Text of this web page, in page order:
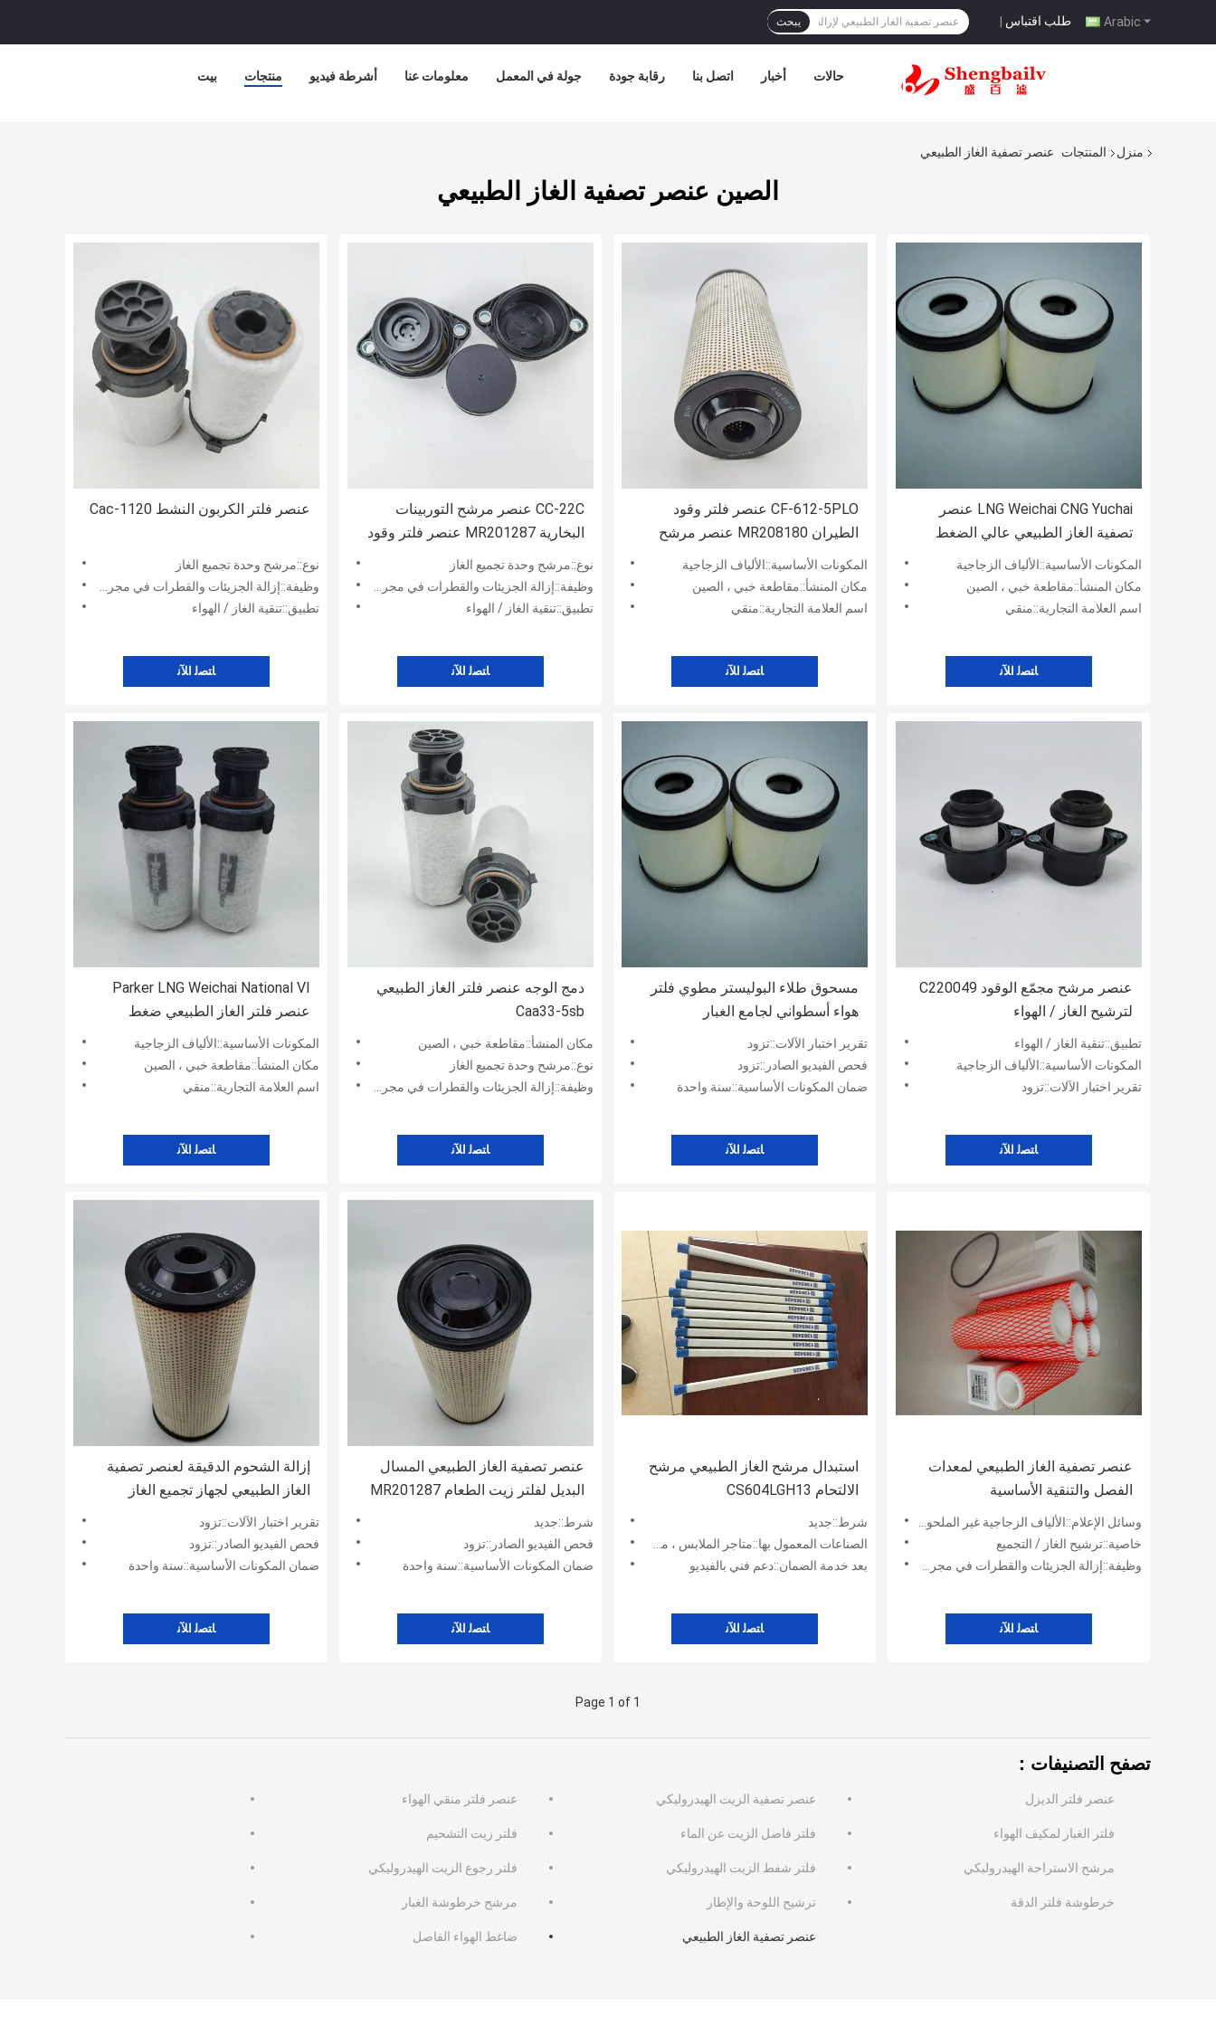
Arabic طلب اقتباس | يبحث
بيت منتجات أشرطة فيديو معلومات عنا جولة في المعمل رقابة جودة اتصل بنا أخبار حالات
منزل المنتجات عنصر تصفية الغاز الطبيعي
الصين عنصر تصفية الغاز الطبيعي
عنصر فلتر الكربون النشط 1120-Cac
نوع::مرشح وحدة تجميع الغاز
وظيفة::إزالة الجزيئات والقطرات في مجرى الهواء
تطبيق::تنقية الغاز / الهواء
ﺎﺘﺼﻟ ﺍﻶﻧ
CC-22C عنصر مرشح التوربينات
البخارية MR201287 عنصر فلتر وقود
نوع::مرشح وحدة تجميع الغاز
وظيفة::إزالة الجزيئات والقطرات في مجرى الهواء
تطبيق::تنقية الغاز / الهواء
ﺎﺘﺼﻟ ﺍﻶﻧ
CF-612-5PLO عنصر فلتر وقود
الطيران MR208180 عنصر مرشح
التوربينات البخارية
المكونات الأساسية::الألياف الزجاجية
مكان المنشأ::مقاطعة خبي ، الصين
اسم العلامة التجارية::منقي
ﺎﺘﺼﻟ ﺍﻶﻧ
LNG Weichai CNG Yuchai عنصر
تصفية الغاز الطبيعي عالي الضغط
612600190993
المكونات الأساسية::الألياف الزجاجية
مكان المنشأ::مقاطعة خبي ، الصين
اسم العلامة التجارية::منقي
ﺎﺘﺼﻟ ﺍﻶﻧ
Parker LNG Weichai National VI
عنصر فلتر الغاز الطبيعي ضغط
منخفض
المكونات الأساسية::الألياف الزجاجية
مكان المنشأ::مقاطعة خبي ، الصين
اسم العلامة التجارية::منقي
ﺎﺘﺼﻟ ﺍﻶﻧ
دمج الوجه عنصر فلتر الغاز الطبيعي
Caa33-5sb
مكان المنشأ::مقاطعة خبي ، الصين
نوع::مرشح وحدة تجميع الغاز
وظيفة::إزالة الجزيئات والقطرات في مجرى الهواء
ﺎﺘﺼﻟ ﺍﻶﻧ
مسحوق طلاء البوليستر مطوي فلتر
هواء أسطواني لجامع الغبار
تقرير اختبار الآلات::تزود
فحص الفيديو الصادر::تزود
ضمان المكونات الأساسية::سنة واحدة
ﺎﺘﺼﻟ ﺍﻶﻧ
عنصر مرشح مجمّع الوقود C220049
لترشيح الغاز / الهواء
تطبيق::تنقية الغاز / الهواء
المكونات الأساسية::الألياف الزجاجية
تقرير اختبار الآلات::تزود
ﺎﺘﺼﻟ ﺍﻶﻧ
إزالة الشحوم الدقيقة لعنصر تصفية
الغاز الطبيعي لجهاز تجميع الغاز
تقرير اختبار الآلات::تزود
فحص الفيديو الصادر::تزود
ضمان المكونات الأساسية::سنة واحدة
ﺎﺘﺼﻟ ﺍﻶﻧ
عنصر تصفية الغاز الطبيعي المسال
البديل لفلتر زيت الطعام MR201287
شرط::جديد
فحص الفيديو الصادر::تزود
ضمان المكونات الأساسية::سنة واحدة
ﺎﺘﺼﻟ ﺍﻶﻧ
استبدال مرشح الغاز الطبيعي مرشح
الالتحام CS604LGH13
شرط::جديد
الصناعات المعمول بها::متاجر الملابس ، مصانع التصنيع ، ورش إصلاح الآلات ، مصانع الأغذية والمشروبات ، مصانع الطباعة ، هندسة
بعد خدمة الضمان::دعم فني بالفيديو
ﺎﺘﺼﻟ ﺍﻶﻧ
عنصر تصفية الغاز الطبيعي لمعدات
الفصل والتنقية الأساسية
وسائل الإعلام::الألياف الزجاجية غير الملحومة الفينولية المشبعة
خاصية::ترشيح الغاز / التجميع
وظيفة::إزالة الجزيئات والقطرات في مجرى الهواء
ﺎﺘﺼﻟ ﺍﻶﻧ
Page 1 of 1
تصفح التصنيفات：
عنصر فلتر منقي الهواء عنصر تصفية الزيت الهيدروليكي عنصر فلتر الديزل
فلتر زيت التشحيم فلتر فاصل الزيت عن الماء فلتر الغبار لمكيف الهواء
فلتر رجوع الزيت الهيدروليكي فلتر شفط الزيت الهيدروليكي مرشح الاستراحة الهيدروليكي
مرشح خرطوشة الغبار ترشيح اللوحة والإطار خرطوشة فلتر الدقة
ضاغط الهواء الفاصل عنصر تصفية الغاز الطبيعي